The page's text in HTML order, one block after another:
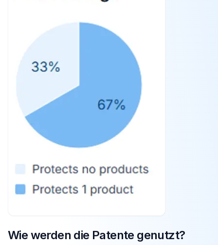
Wie werden die Patente genutzt?